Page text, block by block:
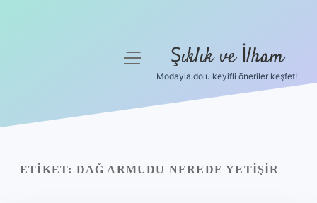
Yasal Uyarı
menüyü
Şıklık ve İlham
Modayla dolu keyifli öneriler keşfet!
ETIKET: DAĞ ARMUDU NEREDE YETIŞIR